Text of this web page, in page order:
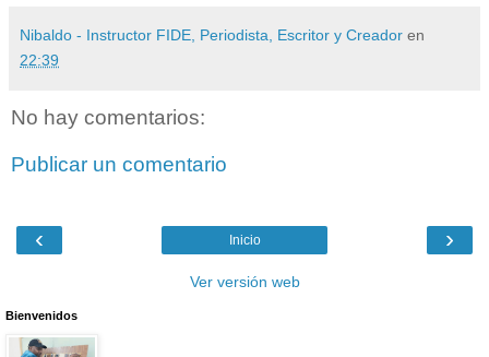
Nibaldo - Instructor FIDE, Periodista, Escritor y Creador en
22:39
No hay comentarios:
Publicar un comentario
‹ ›
Inicio
Ver versión web
Bienvenidos